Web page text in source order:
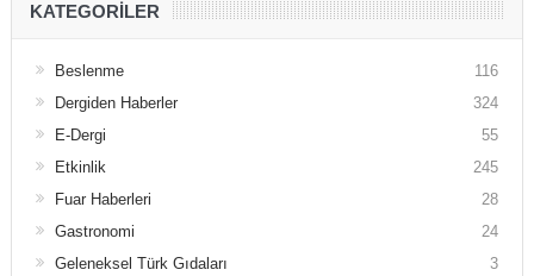
KATEGORILER
Beslenme
116
Dergiden Haberler
324
E-Dergi
55
Etkinlik
245
Fuar Haberleri
28
Gastronomi
24
Geleneksel Türk Gıdaları
3